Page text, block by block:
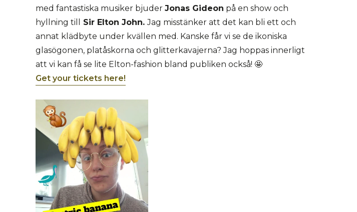
med fantastiska musiker bjuder Jonas Gideon på en show och
hyllning till
Sir Elton John.Jag misstänker att det kan bli ett och
annat klädbyte under kvällen med. Kanske får vi se de ikoniska
glasögonen, platåskorna och glitterkavajerna? Jag hoppas innerligt
att vi kan få se lite Elton-fashion bland publiken också! 🤩
Get your tickets here!